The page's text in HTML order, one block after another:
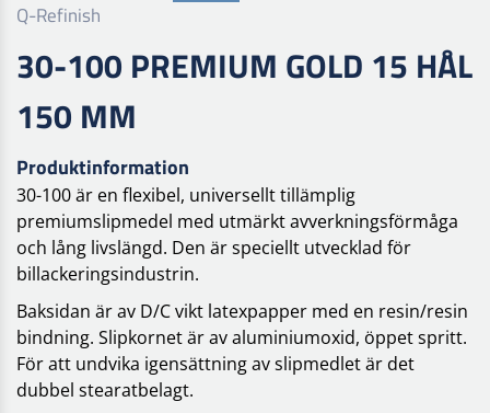
Q-Refinish
30-100 PREMIUM GOLD 15 HÅL
150 MM
Produktinformation
30-100 är en flexibel, universellt tillämplig
premiumslipmedel med utmärkt avverkningsförmåga
och lång livslängd. Den är speciellt utvecklad för
billackeringsindustrin.
Baksidan är av D/C vikt latexpapper med en resin/resin
bindning. Slipkornet är av aluminiumoxid, öppet spritt.
För att undvika igensättning av slipmedlet är det
dubbel stearatbelagt.